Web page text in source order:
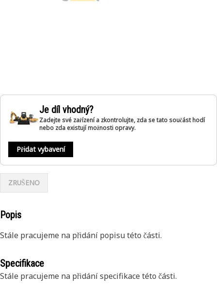
Je díl vhodný?
Zadejte své zařízení a zkontrolujte, zda se tato součást hodí
nebo zda existují možnosti opravy.
Přidat vybavení
ZRUŠENO
Popis
Stále pracujeme na přidání popisu této části.
Specifikace
Stále pracujeme na přidání specifikace této části.